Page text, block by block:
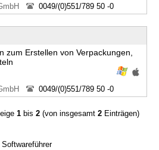
0049/(0)551/789 50 -0
zum Erstellen von Verpackungen,
0049/(0)551/789 50 -0
1bis 2(von insgesamt 2Einträgen)
Softwareführer